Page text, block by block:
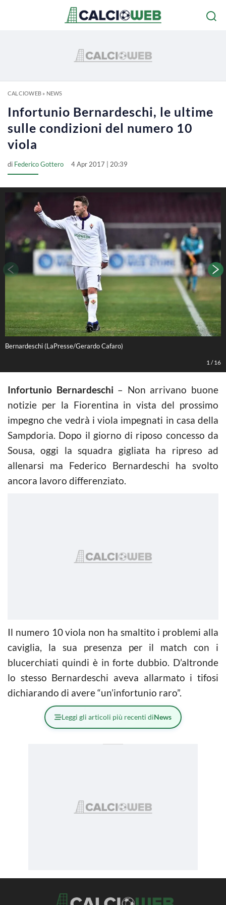
CALCIOWEB» NEWS
Infortunio Bernardeschi, le ultime
sulle condizioni del numero 10
viola
di Federico Gottero 4 Apr 2017 | 20:39
Bernardeschi (LaPresse/Gerardo Cafaro)
1 /16
Infortunio Bernardeschi – Non arrivano buone
notizie per la Fiorentina in vista del prossimo
impegno che vedrà i viola impegnati in casa della
Sampdoria. Dopo il giorno di riposo concesso da
Sousa, oggi la squadra gigliata ha ripreso ad
allenarsi ma Federico Bernardeschi ha svolto
ancora lavoro differenziato.
Il numero 10 viola non ha smaltito i problemi alla
caviglia, la sua presenza per il match con i
blucerchiati quindi è in forte dubbio. D’altronde
lo stesso Bernardeschi aveva allarmato i tifosi
dichiarando di avere “un’infortunio raro”.
Leggi gli articoli più recenti diNews